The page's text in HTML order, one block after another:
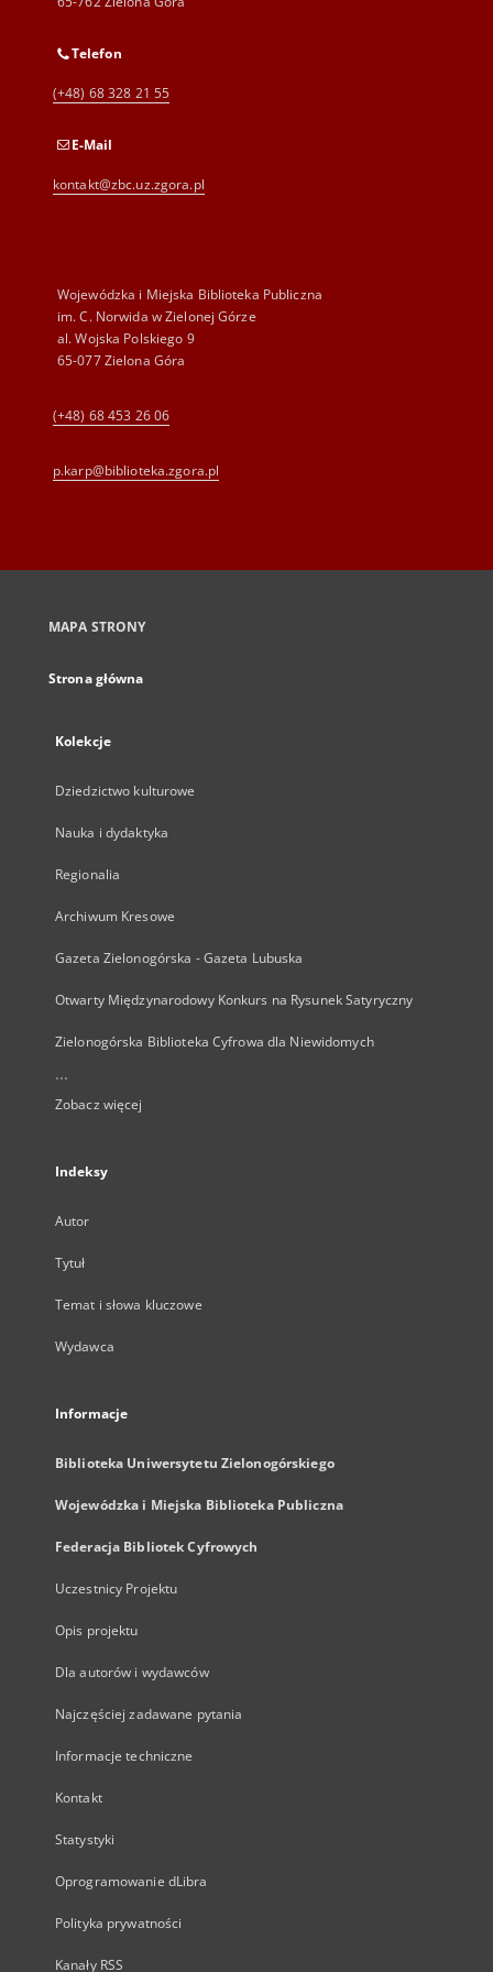
Telefon
(+48) 68 328 21 55
E-Mail
kontakt@zbc.uz.zgora.pl
Wojewódzka i Miejska Biblioteka Publiczna
im. C. Norwida w Zielonej Górze
al. Wojska Polskiego 9
65-077 Zielona Góra
(+48) 68 453 26 06
p.karp@biblioteka.zgora.pl
MAPA STRONY
Strona główna
Kolekcje
Dziedzictwo kulturowe
Nauka i dydaktyka
Regionalia
Archiwum Kresowe
Gazeta Zielonogórska - Gazeta Lubuska
Otwarty Międzynarodowy Konkurs na Rysunek Satyryczny
Zielonogórska Biblioteka Cyfrowa dla Niewidomych
...
Zobacz więcej
Indeksy
Autor
Tytuł
Temat i słowa kluczowe
Wydawca
Informacje
Biblioteka Uniwersytetu Zielonogórskiego
Wojewódzka i Miejska Biblioteka Publiczna
Federacja Bibliotek Cyfrowych
Uczestnicy Projektu
Opis projektu
Dla autorów i wydawców
Najczęściej zadawane pytania
Informacje techniczne
Kontakt
Statystyki
Oprogramowanie dLibra
Polityka prywatności
Kanały RSS